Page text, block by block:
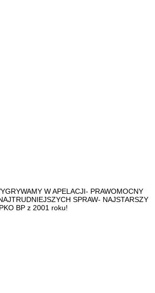
W APELACJI- PRAWOMOCNY
SPRAW- NAJSTARSZY
BP z 2001 roku!